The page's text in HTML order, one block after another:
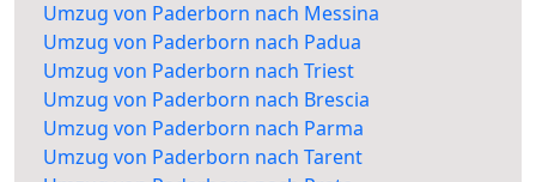
Umzug von Paderborn nach Messina
Umzug von Paderborn nach Padua
Umzug von Paderborn nach Triest
Umzug von Paderborn nach Brescia
Umzug von Paderborn nach Parma
Umzug von Paderborn nach Tarent